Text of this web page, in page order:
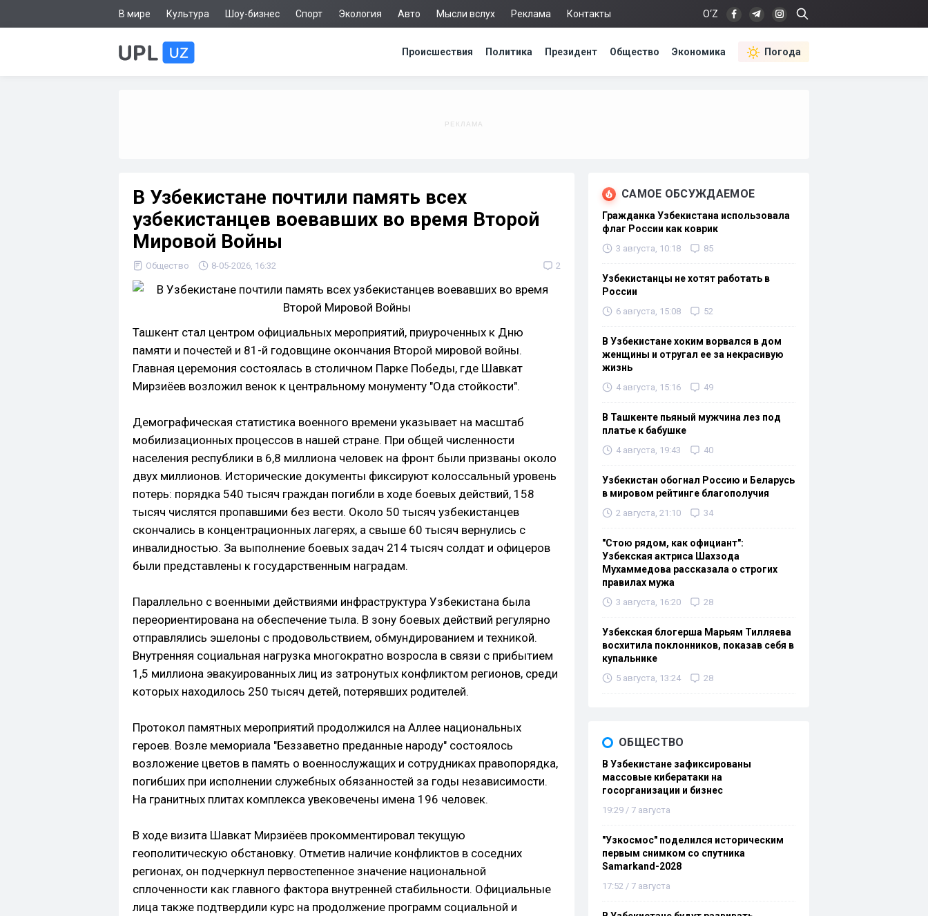
В мире Культура Шоу-бизнес Спорт Экология Авто Мысли вслух Реклама Контакты O‘Z
Происшествия Политика Президент Общество Экономика Погода
В Узбекистане почтили память всех
узбекистанцев воевавших во время Второй
Мировой Войны
Общество 8-05-2026, 16:32 2
Ташкент стал центром официальных мероприятий, приуроченных к Дню
памяти и почестей и 81-й годовщине окончания Второй мировой войны.
Главная церемония состоялась в столичном Парке Победы, где Шавкат
Мирзиёев возложил венок к центральному монументу "Ода стойкости".
Демографическая статистика военного времени указывает на масштаб
мобилизационных процессов в нашей стране. При общей численности
населения республики в 6,8 миллиона человек на фронт были призваны около
двух миллионов. Исторические документы фиксируют колоссальный уровень
потерь: порядка 540 тысяч граждан погибли в ходе боевых действий, 158
тысяч числятся пропавшими без вести. Около 50 тысяч узбекистанцев
скончались в концентрационных лагерях, а свыше 60 тысяч вернулись с
инвалидностью. За выполнение боевых задач 214 тысяч солдат и офицеров
были представлены к государственным наградам.
Параллельно с военными действиями инфраструктура Узбекистана была
переориентирована на обеспечение тыла. В зону боевых действий регулярно
отправлялись эшелоны с продовольствием, обмундированием и техникой.
Внутренняя социальная нагрузка многократно возросла в связи с прибытием
1,5 миллиона эвакуированных лиц из затронутых конфликтом регионов, среди
которых находилось 250 тысяч детей, потерявших родителей.
Протокол памятных мероприятий продолжился на Аллее национальных
героев. Возле мемориала "Беззаветно преданные народу" состоялось
возложение цветов в память о военнослужащих и сотрудниках правопорядка,
погибших при исполнении служебных обязанностей за годы независимости.
На гранитных плитах комплекса увековечены имена 196 человек.
В ходе визита Шавкат Мирзиёев прокомментировал текущую
геополитическую обстановку. Отметив наличие конфликтов в соседних
регионах, он подчеркнул первостепенное значение национальной
сплоченности как главного фактора внутренней стабильности. Официальные
лица также подтвердили курс на продолжение программ социальной и
САМОЕ ОБСУЖДАЕМОЕ
Гражданка Узбекистана использовала
флаг России как коврик
3 августа, 10:18 85
Узбекистанцы не хотят работать в
России
6 августа, 15:08 52
В Узбекистане хоким ворвался в дом
женщины и отругал ее за некрасивую
жизнь
4 августа, 15:16 49
В Ташкенте пьяный мужчина лез под
платье к бабушке
4 августа, 19:43 40
Узбекистан обогнал Россию и Беларусь
в мировом рейтинге благополучия
2 августа, 21:10 34
"Стою рядом, как официант":
Узбекская актриса Шахзода
Мухаммедова рассказала о строгих
правилах мужа
3 августа, 16:20 28
Узбекская блогерша Марьям Тилляева
восхитила поклонников, показав себя в
купальнике
5 августа, 13:24 28
ОБЩЕСТВО
В Узбекистане зафиксированы
массовые кибератаки на
госорганизации и бизнес
19:29 / 7 августа
"Узкосмос" поделился историческим
первым снимком со спутника
Samarkand-2028
17:52 / 7 августа